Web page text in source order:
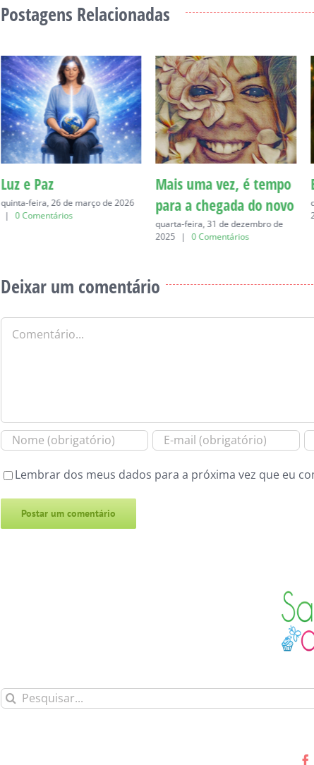
Postagens Relacionadas
Luz e Paz
quinta-feira, 26 de março de 2026
| 0 Comentários
Mais uma vez, é tempo
para a chegada do novo
quarta-feira, 31 de dezembro de
2025
| 0 Comentários
Deixar um comentário
Comentário
Lembrar dos meus dados para a próxima vez que eu
Buscar